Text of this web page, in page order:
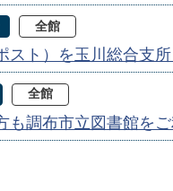
全館
スト）を玉川総合支
全館
も調布市立図書館を